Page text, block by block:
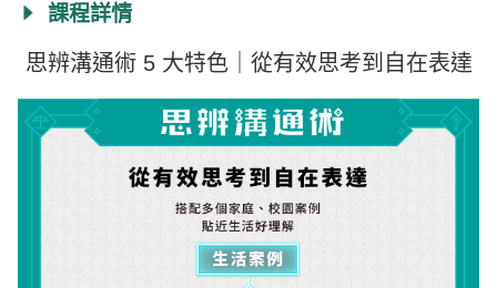
課程詳情
思辨溝通術 5 大特色｜從有效思考到自在表達